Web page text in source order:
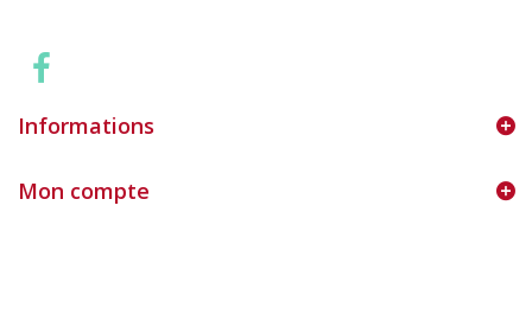
Informations
Mon compte